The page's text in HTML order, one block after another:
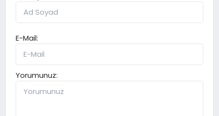
E-Mail:
Yorumunuz: